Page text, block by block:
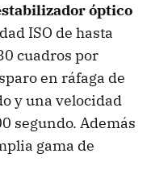
óptico
ISO de hasta
cuadros por
en ráfaga de
y una velocidad
segundo. Además
gama de